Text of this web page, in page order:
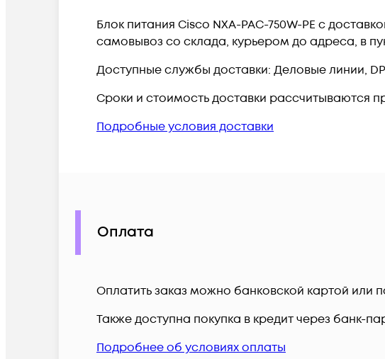
Блок питания Cisco NXA-PAC-750W-PE c
самовывоз со склада, курьером до адреса, в
Доступные службы доставки: Деловые линии,
Сроки и стоимость доставки рассчитываются
Подробные условия доставки
Оплата
Оплатить заказ можно банковской картой или
Также доступна покупка в кредит через банк-
Подробнее об условиях оплаты